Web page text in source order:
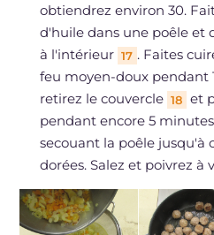
obtiendrez environ 30.
d'huile dans une poêle et
à l'intérieur 17 . Faites
feu moyen-doux pendant
retirez le couvercle 18 et
pendant encore 5
secouant la poêle jusqu'à
dorées. Salez et poivrez à